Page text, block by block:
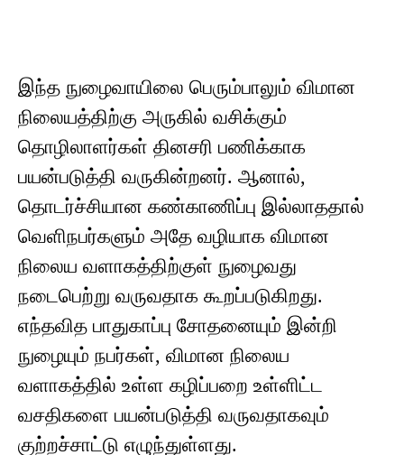
இந்த நுழைவாயிலை பெரும்பாலும் விமான
நிலையத்திற்கு அருகில் வசிக்கும்
தொழிலாளர்கள் தினசரி பணிக்காக
பயன்படுத்தி வருகின்றனர். ஆனால்,
தொடர்ச்சியான கண்காணிப்பு இல்லாததால்
வெளிநபர்களும் அதே வழியாக விமான
நிலைய வளாகத்திற்குள் நுழைவது
நடைபெற்று வருவதாக கூறப்படுகிறது.
எந்தவித பாதுகாப்பு சோதனையும் இன்றி
நுழையும் நபர்கள், விமான நிலைய
வளாகத்தில் உள்ள கழிப்பறை உள்ளிட்ட
வசதிகளை பயன்படுத்தி வருவதாகவும்
குற்றச்சாட்டு எழுந்துள்ளது.